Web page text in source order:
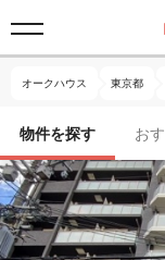
オークハウス 東京都
物件を探す お